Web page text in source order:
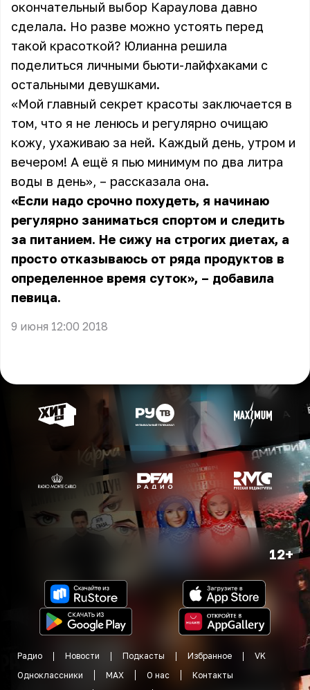
окончательный выбор Караулова давно
сделала. Но разве можно устоять перед
такой красоткой? Юлианна решила
поделиться личными бьюти-лайфхаками с
остальными девушками.
«Мой главный секрет красоты заключается в
том, что я не ленюсь и регулярно очищаю
кожу, ухаживаю за ней. Каждый день, утром и
вечером! А ещё я пью минимум по два литра
воды в день», – рассказала она.
«Если надо срочно похудеть, я начинаю
регулярно заниматься спортом и следить
за питанием. Не сижу на строгих диетах, а
просто отказываюсь от ряда продуктов в
определенное время суток», – добавила
певица.
9 июня 12:00 2018
12+
Радио Новости Подкасты Избранное
VK
Одноклассники
MAX О нас
Контакты